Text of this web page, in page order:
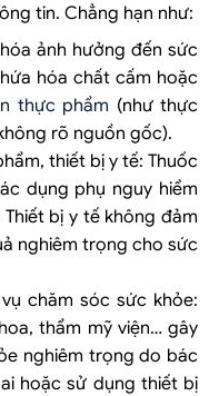
tin. Chẳng hạn như:
ảnh hưởng đến sức
hóa chất cấm hoặc
thực phẩm (như thực
rõ nguồn gốc).
thiết bị y tế: Thuốc
dụng phụ nguy hiểm
bị y tế không đảm
nghiêm trọng cho sức
chăm sóc sức khỏe:
thẩm mỹ viện… gây
nghiêm trọng do bác
hoặc sử dụng thiết bị